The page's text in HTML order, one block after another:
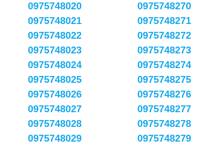
0975748020
0975748021
0975748022
0975748023
0975748024
0975748025
0975748026
0975748027
0975748028
0975748029
0975748270
0975748271
0975748272
0975748273
0975748274
0975748275
0975748276
0975748277
0975748278
0975748279